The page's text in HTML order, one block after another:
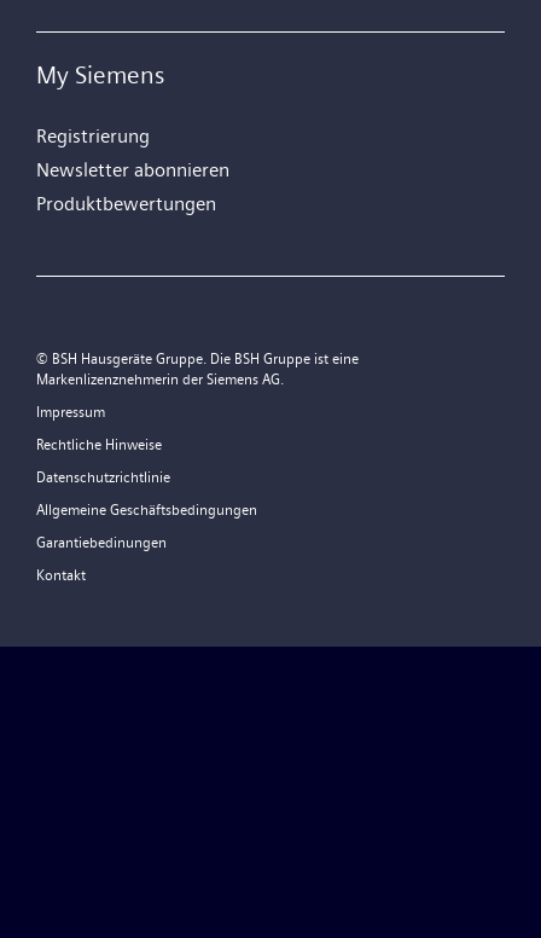
My Siemens
Registrierung
Newsletter abonnieren
Produktbewertungen
© BSH Hausgeräte Gruppe. Die BSH Gruppe ist eine
Markenlizenznehmerin der Siemens AG.
Impressum
Rechtliche Hinweise
Datenschutzrichtlinie
Allgemeine Geschäftsbedingungen
Garantiebedinungen
Kontakt